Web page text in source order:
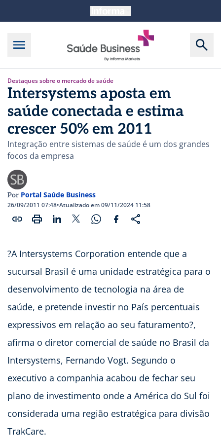
Destaques sobre o mercado de saúde
Intersystems aposta em
saúde conectada e estima
crescer 50% em 2011
Integração entre sistemas de saúde é um dos grandes
focos da empresa
Por Portal Saúde Business
26/09/2011 07:48•Atualizado em 09/11/2024 11:58
?A Intersystems Corporation entende que a
sucursal Brasil é uma unidade estratégica para o
desenvolvimento de tecnologia na área de
saúde, e pretende investir no País percentuais
expressivos em relação ao seu faturamento?,
afirma o diretor comercial de saúde no Brasil da
Intersystems, Fernando Vogt. Segundo o
executivo a companhia acabou de fechar seu
plano de investimento onde a América do Sul foi
considerada uma região estratégica para divisão
TrakCare.